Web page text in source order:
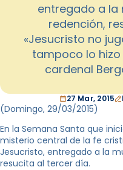
entregado a la
redención,
«Jesucristo no
tampoco lo hizo
cardenal
27 Mar, 2015
(Domingo, 29/03/2015)
En la Semana Santa que
misterio central de la fe
Jesucristo, entregado a la
resucita al tercer día.